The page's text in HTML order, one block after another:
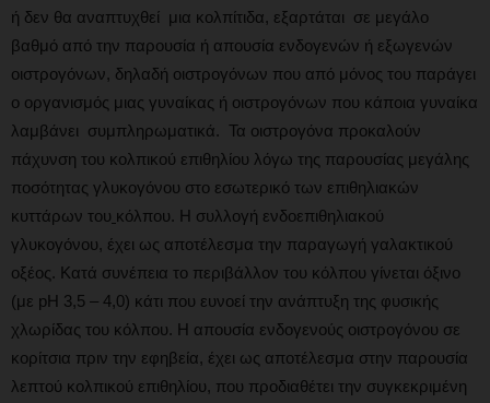
ή δεν θα αναπτυχθεί μια κολπίτιδα, εξαρτάται σε μεγάλο
βαθμό από την παρουσία ή απουσία ενδογενών ή εξωγενών
οιστρογόνων, δηλαδή οιστρογόνων που από μόνος του παράγει
ο οργανισμός μιας γυναίκας ή οιστρογόνων που κάποια γυναίκα
λαμβάνει συμπληρωματικά. Τα οιστρογόνα προκαλούν
πάχυνση του κολπικού επιθηλίου λόγω της παρουσίας μεγάλης
ποσότητας γλυκογόνου στο εσωτερικό των επιθηλιακών
κυττάρων του κόλπου. Η συλλογή ενδοεπιθηλιακού
γλυκογόνου, έχει ως αποτέλεσμα την παραγωγή γαλακτικού
οξέος. Κατά συνέπεια το περιβάλλον του κόλπου γίνεται όξινο
(με pH 3,5 – 4,0) κάτι που ευνοεί την ανάπτυξη της φυσικής
χλωρίδας του κόλπου. Η απουσία ενδογενούς οιστρογόνου σε
κορίτσια πριν την εφηβεία, έχει ως αποτέλεσμα στην παρουσία
λεπτού κολπικού επιθηλίου, που προδιαθέτει την συγκεκριμένη